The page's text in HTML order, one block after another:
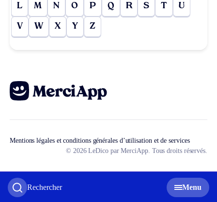
Rechercher Menu
L M N O P Q R S T U
V W X Y Z
Mentions légales et conditions générales d’utilisation et de services
© 2026 LeDico par MerciApp. Tous droits réservés.